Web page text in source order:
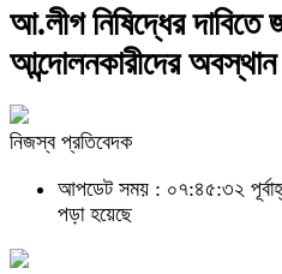
আ.লীগ নিষিদ্ধের দাবিতে
আন্দোলনকারীদের অবস্থান
নিজস্ব প্রতিবেদক
আপডেট সময় : ০৭:৪৫:৩২
পড়া হয়েছে